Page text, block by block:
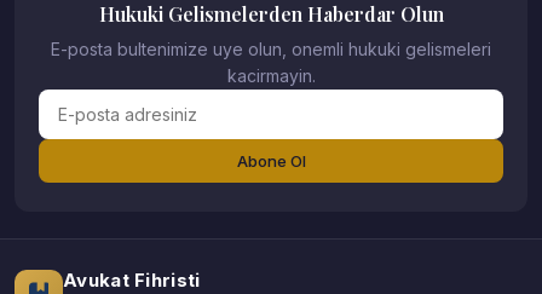
Hukuki Gelismelerden Haberdar Olun
E-posta bultenimize uye olun, onemli hukuki gelismeleri
kacirmayin.
Abone Ol
Avukat Fihristi